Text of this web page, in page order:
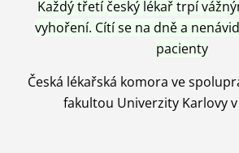
Každý třetí český lékař trpí
vyhoření. Cítí se na dně a
pacienty
Česká lékařská komora ve
fakultou Univerzity Karlovy